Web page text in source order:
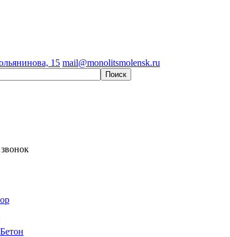
15 mail@monolitsmolensk.ru
звонок
Бетон